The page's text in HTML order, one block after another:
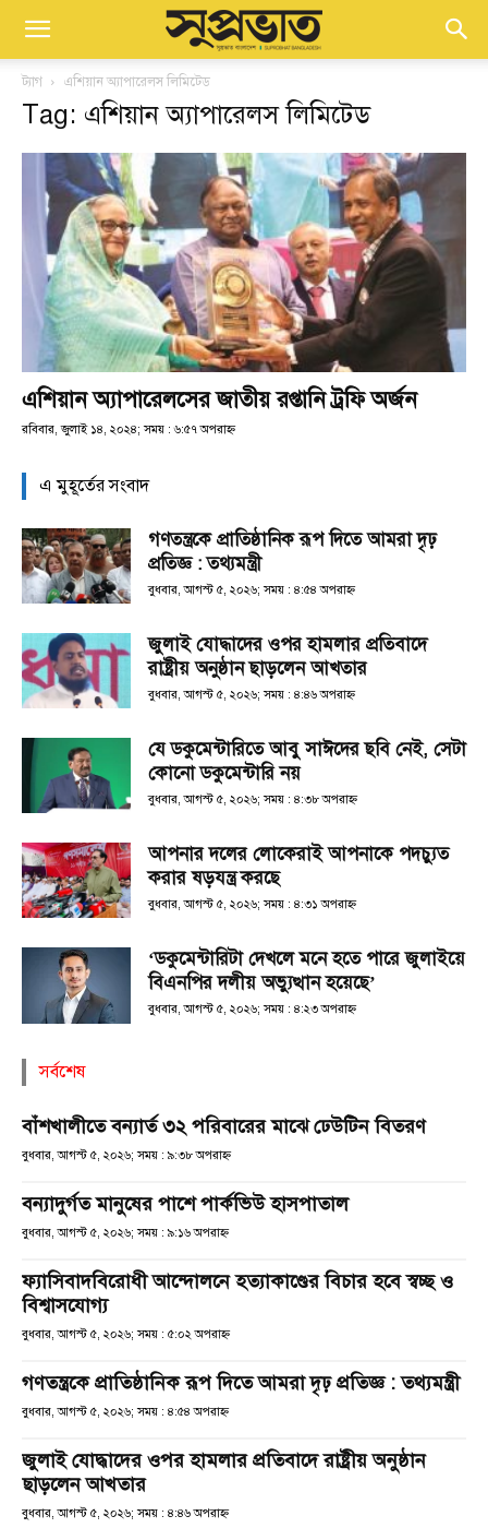
ট্যাগ এশিয়ান অ্যাপারেলস লিমিটেড
Tag: এশিয়ান অ্যাপারেলস লিমিটেড
এশিয়ান অ্যাপারেলসের জাতীয় রপ্তানি ট্রফি অর্জন
রবিবার, জুলাই ১৪, ২০২৪; সময় : ৬:৫৭ অপরাহ্ণ
এ মুহূর্তের সংবাদ
গণতন্ত্রকে প্রাতিষ্ঠানিক রূপ দিতে আমরা দৃঢ়
প্রতিজ্ঞ : তথ্যমন্ত্রী
বুধবার, আগস্ট ৫, ২০২৬; সময় : ৪:৫৪ অপরাহ্ণ
জুলাই যোদ্ধাদের ওপর হামলার প্রতিবাদে
রাষ্ট্রীয় অনুষ্ঠান ছাড়লেন আখতার
বুধবার, আগস্ট ৫, ২০২৬; সময় : ৪:৪৬ অপরাহ্ণ
যে ডকুমেন্টারিতে আবু সাঈদের ছবি নেই, সেটা
কোনো ডকুমেন্টারি নয়
বুধবার, আগস্ট ৫, ২০২৬; সময় : ৪:৩৮ অপরাহ্ণ
আপনার দলের লোকেরাই আপনাকে পদচ্যুত
করার ষড়যন্ত্র করছে
বুধবার, আগস্ট ৫, ২০২৬; সময় : ৪:৩১ অপরাহ্ণ
‘ডকুমেন্টারিটা দেখলে মনে হতে পারে জুলাইয়ে
বিএনপির দলীয় অভ্যুত্থান হয়েছে’
বুধবার, আগস্ট ৫, ২০২৬; সময় : ৪:২৩ অপরাহ্ণ
সর্বশেষ
বাঁশখালীতে বন্যার্ত ৩২ পরিবারের মাঝে ঢেউটিন বিতরণ
বুধবার, আগস্ট ৫, ২০২৬; সময় : ৯:৩৮ অপরাহ্ণ
বন্যাদুর্গত মানুষের পাশে পার্কভিউ হাসপাতাল
বুধবার, আগস্ট ৫, ২০২৬; সময় : ৯:১৬ অপরাহ্ণ
ফ্যাসিবাদবিরোধী আন্দোলনে হত্যাকাণ্ডের বিচার হবে স্বচ্ছ ও
বিশ্বাসযোগ্য
বুধবার, আগস্ট ৫, ২০২৬; সময় : ৫:০২ অপরাহ্ণ
গণতন্ত্রকে প্রাতিষ্ঠানিক রূপ দিতে আমরা দৃঢ় প্রতিজ্ঞ : তথ্যমন্ত্রী
বুধবার, আগস্ট ৫, ২০২৬; সময় : ৪:৫৪ অপরাহ্ণ
জুলাই যোদ্ধাদের ওপর হামলার প্রতিবাদে রাষ্ট্রীয় অনুষ্ঠান
ছাড়লেন আখতার
বুধবার, আগস্ট ৫, ২০২৬; সময় : ৪:৪৬ অপরাহ্ণ